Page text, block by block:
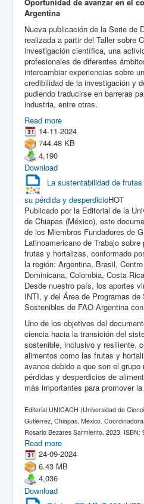
Argentina
Nueva publicación de la Serie de
realizada a partir del Taller sobre
investigación científica, una
profesionales de diferentes
intercambiar experiencias sobre
credibilidad de la investigación y
pudiendo traducirse en barreras
industria, entre otras.
Read more
14-11-2024
744.48 KB
4,190
Download
La sustentabilidad de
su pérdida y desperdicioHOT
Publicado por la Editorial de la
de Chiapas (México), este
de los Miembros Fundadores de
Latinoamericano de Trabajo
frutas y hortalizas, conformado
la región: Argentina, Brasil,
Dominicana, Colombia, Costa
Desde nuestro país, los aportes
INTI, y del Área de Programas
Sostenibles de FAO Argentina
Uno de los objetivos del
ciencia hacia la transición del
sostenible, inclusivo y resiliente,
alimentos como las frutas y
avance debido a que son el
pérdidas y desperdicios de
más importantes para promover
Editorial UNICACH (Universidad de
Gutiérrez, Chiapas, México.
Rosario Bezares Sarmiento. 2023.
Read more
24-09-2024
6.43 MB
4,036
Download